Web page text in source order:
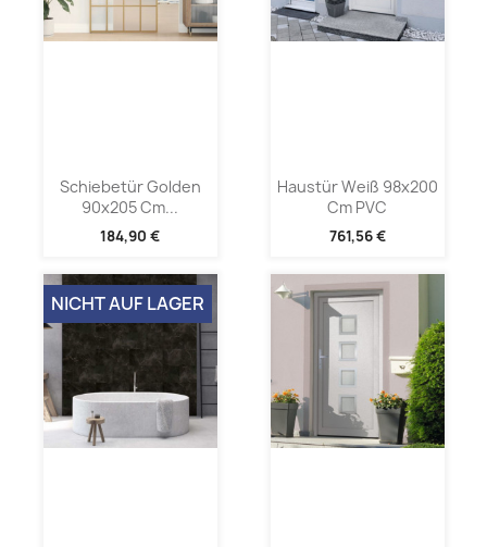
Schiebetür Golden
90x205 Cm...
184,90 €
Haustür Weiß 98x200
Cm PVC
761,56 €
NICHT AUF LAGER